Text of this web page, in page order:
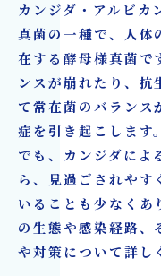
カンジダ・アルビ
真菌の一種で、人体
在する酵母様真菌で
ンスが崩れたり、抗
て常在菌のバランス
症を引き起こします
でも、カンジダによ
ら、見過ごされやす
いることも少なくあ
の生態や感染経路、
や対策について詳し